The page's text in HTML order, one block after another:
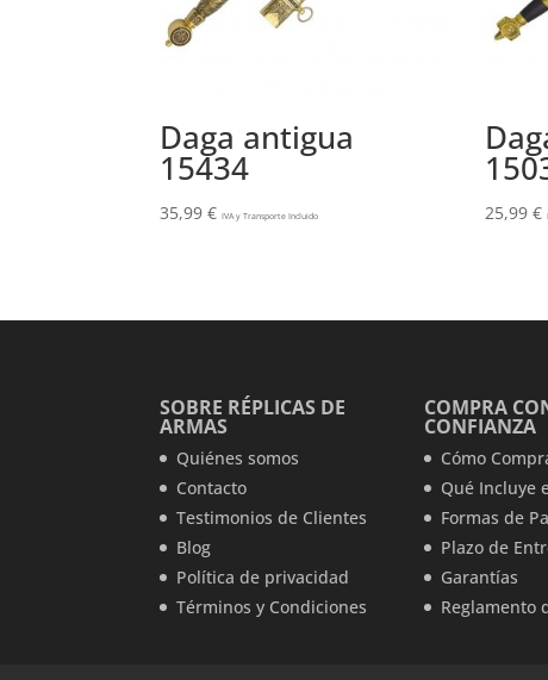
Daga antigua
15434
35,99€ IVA y Transporte Incluido 25,99 €
SOBRE RÉPLICAS DE
ARMAS
Quiénes somos
Contacto
Testimonios de Clientes
Blog
Política de privacidad
Términos y Condiciones
COMPRA
CONFIANZA
Cómo
Qué Incluye
Formas de
Plazo de
Garantías
Reglamento